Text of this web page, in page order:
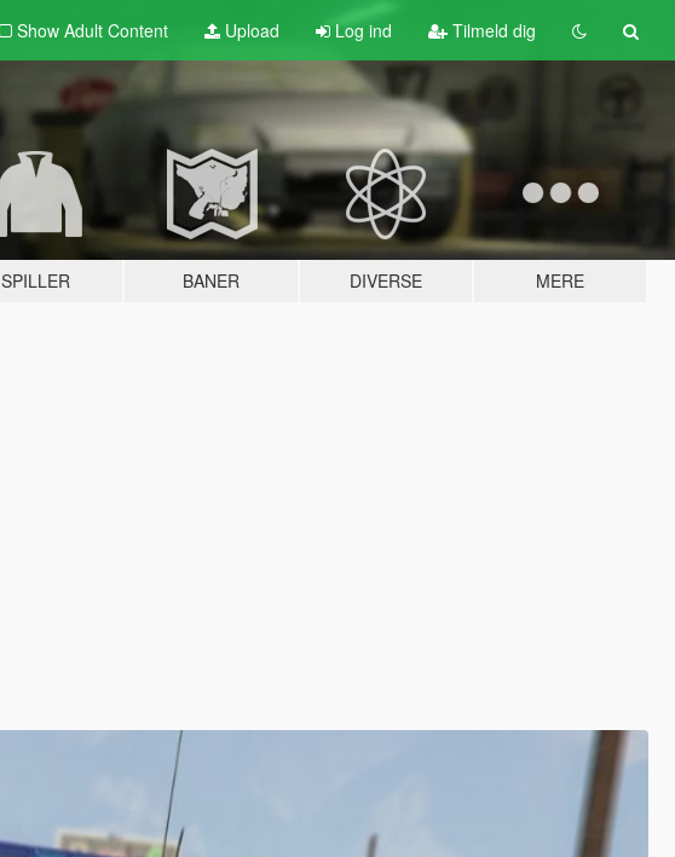
Show Adult Content Upload Log ind Tilmeld dig
SPILLER BANER DIVERSE MERE